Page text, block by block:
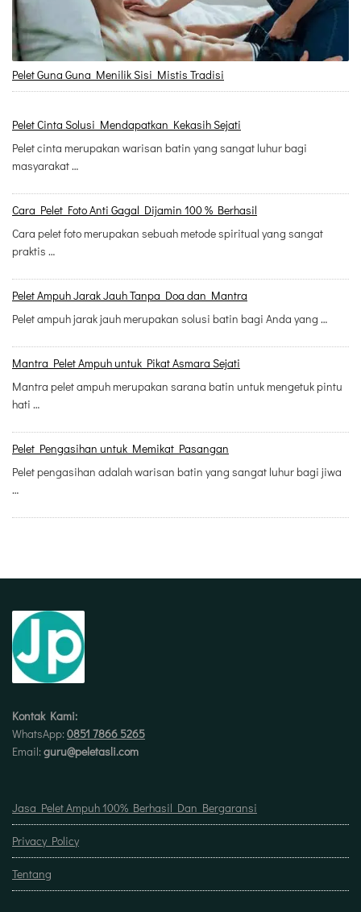
Pelet Guna Guna Menilik Sisi Mistis Tradisi
Pelet Cinta Solusi Mendapatkan Kekasih Sejati
Pelet cinta merupakan warisan batin yang sangat luhur bagi
masyarakat …
Cara Pelet Foto Anti Gagal Dijamin 100 % Berhasil
Cara pelet foto merupakan sebuah metode spiritual yang sangat
praktis …
Pelet Ampuh Jarak Jauh Tanpa Doa dan Mantra
Pelet ampuh jarak jauh merupakan solusi batin bagi Anda yang …
Mantra Pelet Ampuh untuk Pikat Asmara Sejati
Mantra pelet ampuh merupakan sarana batin untuk mengetuk pintu
hati …
Pelet Pengasihan untuk Memikat Pasangan
Pelet pengasihan adalah warisan batin yang sangat luhur bagi jiwa
…
Kontak Kami:
WhatsApp: 0851 7866 5265
Email: guru@peletasli.com
Jasa Pelet Ampuh 100% Berhasil Dan Bergaransi
Privacy Policy
Tentang